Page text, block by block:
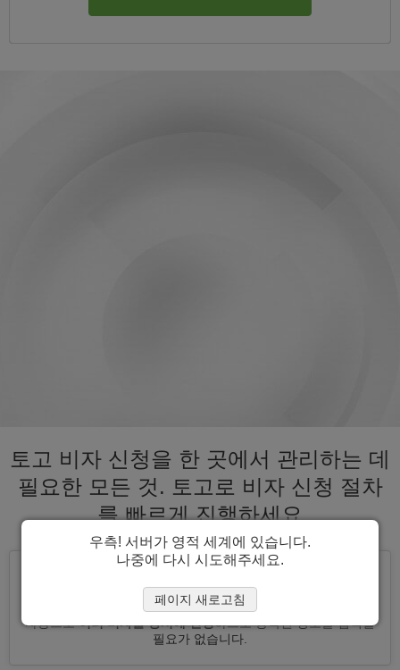
토고 비자 신청을 한 곳에서 관리하는 데
필요한 모든 것. 토고로 비자 신청 절차
를 빠르게 진행하세요
자동으로여러 비자를 동시에 신청하므로 중복된 정보를 입력할
필요가 없습니다.
우측! 서버가 영적 세계에 있습니다.
나중에 다시 시도해주세요.
페이지 새로고침